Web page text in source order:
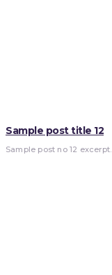
Sample post title 12
Sample post no 12 excerpt.